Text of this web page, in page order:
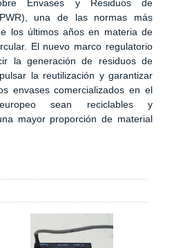
Envases y Residuos de
una de las normas más
los últimos años en materia de
El nuevo marco regulatorio
la generación de residuos de
la reutilización y garantizar
envases comercializados en el
sean reciclables y
mayor proporción de material